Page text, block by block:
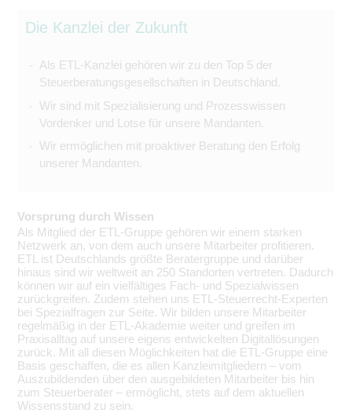
Die Kanzlei der Zukunft
Als ETL-Kanzlei gehören wir zu den Top 5 der
Steuerberatungsgesellschaften in Deutschland.
Wir sind mit Spezialisierung und Prozesswissen
Vordenker und Lotse für unsere Mandanten.
Wir ermöglichen mit proaktiver Beratung den Erfolg
unserer Mandanten.
Vorsprung durch Wissen
Als Mitglied der ETL-Gruppe gehören wir einem starken
Netzwerk an, von dem auch unsere Mitarbeiter profitieren.
ETL ist Deutschlands größte Beratergruppe und darüber
hinaus sind wir weltweit an 250 Standorten vertreten. Dadurch
können wir auf ein vielfältiges Fach- und Spezialwissen
zurückgreifen. Zudem stehen uns ETL-Steuerrecht-Experten
bei Spezialfragen zur Seite. Wir bilden unsere Mitarbeiter
regelmäßig in der ETL-Akademie weiter und greifen im
Praxisalltag auf unsere eigens entwickelten Digitallösungen
zurück. Mit all diesen Möglichkeiten hat die ETL-Gruppe eine
Basis geschaffen, die es allen Kanzleimitgliedern – vom
Auszubildenden über den ausgebildeten Mitarbeiter bis hin
zum Steuerberater – ermöglicht, stets auf dem aktuellen
Wissensstand zu sein.